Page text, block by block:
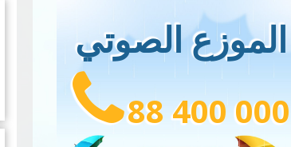
الموزع الصوتي
88 400 000